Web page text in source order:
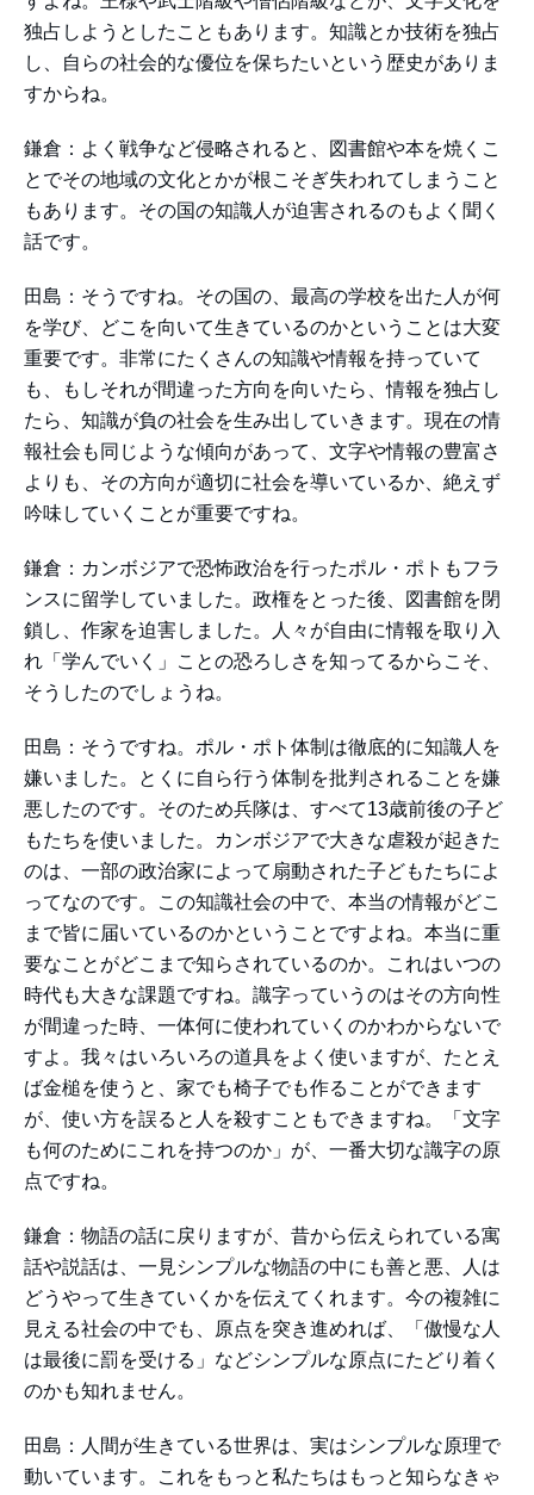
独占しようとしたこともあります。知識とか技術を独占
し、自らの社会的な優位を保ちたいという歴史がありま
すからね。
鎌倉：よく戦争など侵略されると、図書館や本を焼くこ
とでその地域の文化とかが根こそぎ失われてしまうこと
もあります。その国の知識人が迫害されるのもよく聞く
話です。
田島：そうですね。その国の、最高の学校を出た人が何
を学び、どこを向いて生きているのかということは大変
重要です。非常にたくさんの知識や情報を持っていて
も、もしそれが間違った方向を向いたら、情報を独占し
たら、知識が負の社会を生み出していきます。現在の情
報社会も同じような傾向があって、文字や情報の豊富さ
よりも、その方向が適切に社会を導いているか、絶えず
吟味していくことが重要ですね。
鎌倉：カンボジアで恐怖政治を行ったポル・ポトもフラ
ンスに留学していました。政権をとった後、図書館を閉
鎖し、作家を迫害しました。人々が自由に情報を取り入
れ「学んでいく」ことの恐ろしさを知ってるからこそ、
そうしたのでしょうね。
田島：そうですね。ポル・ポト体制は徹底的に知識人を
嫌いました。とくに自ら行う体制を批判されることを嫌
悪したのです。そのため兵隊は、すべて13歳前後の子ど
もたちを使いました。カンボジアで大きな虐殺が起きた
のは、一部の政治家によって扇動された子どもたちによ
ってなのです。この知識社会の中で、本当の情報がどこ
まで皆に届いているのかということですよね。本当に重
要なことがどこまで知らされているのか。これはいつの
時代も大きな課題ですね。識字っていうのはその方向性
が間違った時、一体何に使われていくのかわからないで
すよ。我々はいろいろの道具をよく使いますが、たとえ
ば金槌を使うと、家でも椅子でも作ることができます
が、使い方を誤ると人を殺すこともできますね。「文字
も何のためにこれを持つのか」が、一番大切な識字の原
点ですね。
鎌倉：物語の話に戻りますが、昔から伝えられている寓
話や説話は、一見シンプルな物語の中にも善と悪、人は
どうやって生きていくかを伝えてくれます。今の複雑に
見える社会の中でも、原点を突き進めれば、「傲慢な人
は最後に罰を受ける」などシンプルな原点にたどり着く
のかも知れません。
田島：人間が生きている世界は、実はシンプルな原理で
動いています。これをもっと私たちはもっと知らなきゃ